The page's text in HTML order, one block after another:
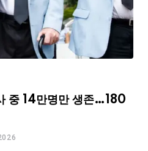
중 14만명만 생존…180